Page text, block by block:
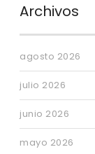
Archivos
agosto 2026
julio 2026
junio 2026
mayo 2026